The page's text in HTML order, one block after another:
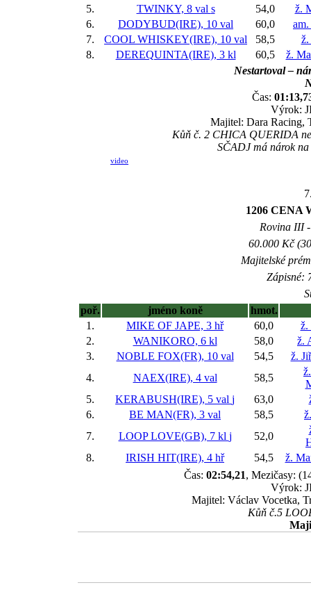
5.
TWINKY, 8 val s 54,0
ž.
6.
DODYBUD(IRE), 10 val 60,0
7.
COOL WHISKEY(IRE), 10 val 58,5
8.
DEREQUINTA(IRE), 3 kl 60,5
ž.
Nestartoval –
Čas:
Výrok:
Majitel: Dara Racing,
Kůň č. 2 CHICA QUERIDA
SČADJ má nárok
video
1206 CENA
Rovina III
60.000 Kč
Majitelské
Zápisné:
poř.
jméno koně
hmot.
1.
MIKE OF JAPE, 3 hř 60,0
ž.
2.
WANIKORO, 6 kl 58,0
ž.
3.
NOBLE FOX(FR), 10 val 54,5
ž.
4.
NAEX(IRE), 4 val 58,5
5.
KERABUSH(IRE), 5 val j 63,0
6.
BE MAN(FR), 3 val 58,5
7.
LOOP LOVE(GB), 7 kl j 52,0
8.
IRISH HIT(IRE), 4 hř 54,5
ž.
Čas: 02:54,21, Mezičasy:
Výrok:
Majitel: Václav Vocetka,
Kůň č.5